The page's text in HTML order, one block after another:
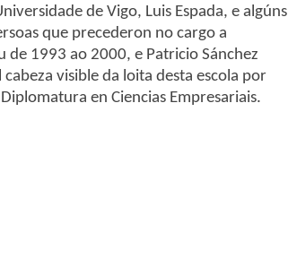
de Vigo, Luis Espada, e algúns
que precederon no cargo a
de 1993 ao 2000, e Patricio Sánchez
visible da loita desta escola por
en Ciencias Empresariais.